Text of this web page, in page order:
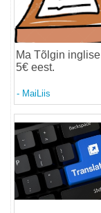
Ma Tõlgin
5€ eest.
- MaiLiis